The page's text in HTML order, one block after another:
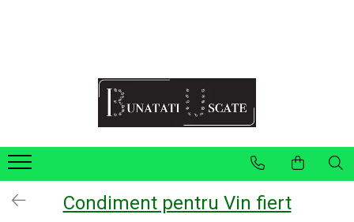
Fructe
Pulberi
Condiment pentru Vin fiert